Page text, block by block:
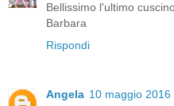
Bellissimo l'ultimo
Barbara
Rispondi
Angela 10 maggio